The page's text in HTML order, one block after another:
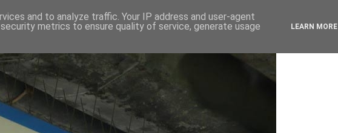
and to analyze traffic. Your IP address and user-agent
metrics to ensure quality of service, generate usage
LEARN MORE